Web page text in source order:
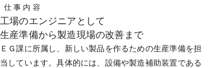
仕 事 内 容
工場のエンジニアとして
生産準備から製造現場の改善まで
ＥＧ課に所属し、新しい製品を作るための生産準備を担
当しています。具体的には、設備や製造補助装置である